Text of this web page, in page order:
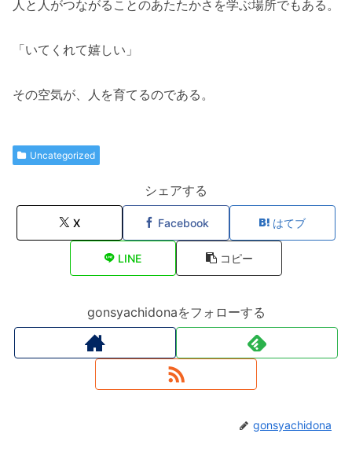
人と人がつながることのあたたかさを学ぶ場所でもある。
「いてくれて嬉しい」
その空気が、人を育てるのである。
Uncategorized
シェアする
X Facebook はてブ
LINE コピー
gonsyachidonaをフォローする
gonsyachidona